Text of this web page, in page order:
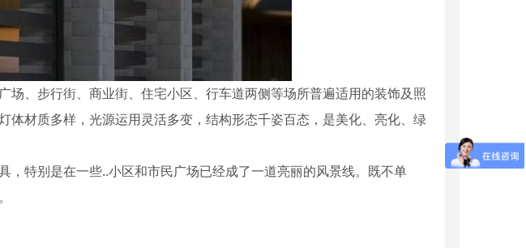
场、步行街、商业街、住宅小区、行车道两侧等场所普遍适用的装饰及照
体材质多样，光源运用灵活多变，结构形态千姿百态，是美化、亮化、绿
，特别是在一些..小区和市民广场已经成了一道亮丽的风景线。既不单